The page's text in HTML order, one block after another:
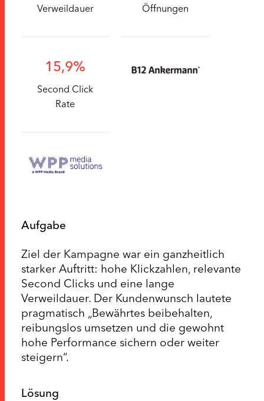
Verweildauer
Öffnungen
15,9%
Second Click
Rate
Aufgabe
Ziel der Kampagne war ein ganzheitlich
starker Auftritt: hohe Klickzahlen, relevante
Second Clicks und eine lange
Verweildauer. Der Kundenwunsch lautete
pragmatisch „Bewährtes beibehalten,
reibungslos umsetzen und die gewohnt
hohe Performance sichern oder weiter
steigern“.
Lösung